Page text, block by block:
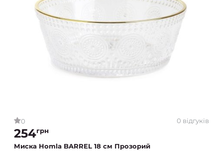
0 0 відгуків
254грн
Миска Homla BARREL 18 см Прозорий